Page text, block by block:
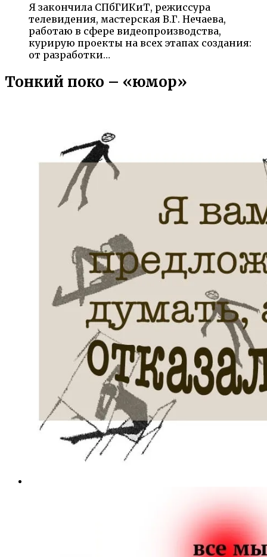
Я закончила СПбГИКиТ, режиссура
телевидения, мастерская В.Г. Нечаева,
работаю в сфере видеопроизводства,
курирую проекты на всех этапах создания:
от разработки…
Тонкий поко – «юмор»